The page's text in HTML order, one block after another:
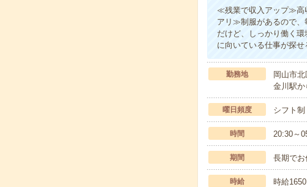
≪残業で収入アップ≫高
アリ≫制服があるので
だけど、しっかり働く
に向いている仕事が探
勤務地
岡山市北
金川駅か
曜日頻度 シフト制
時間 20:30～
期間 長期でお
時給 時給